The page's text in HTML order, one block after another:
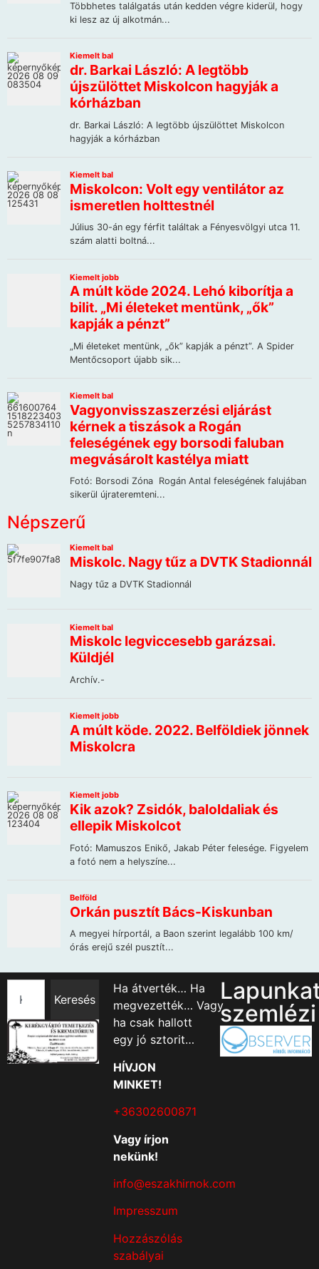
Népszerű
Keresés
Ha átverték… Ha
megvezették… Vagy
ha csak hallott
egy jó sztorit…
HÍVJON
MINKET!
+36302600871
Vagy írjon
nekünk!
info@eszakhirnok.com
Impresszum
Hozzászólás
szabályai
szemlézi